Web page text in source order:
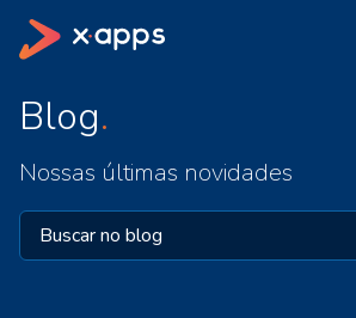
Blog
Nossas últimas novidades